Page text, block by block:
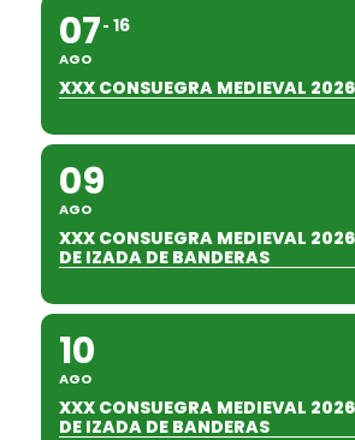
07
AGO
16
XXX CONSUEGRA MEDIEVAL 2026
09
AGO
XXX CONSUEGRA MEDIEVAL
DE IZADA DE BANDERAS
10
AGO
XXX CONSUEGRA MEDIEVAL
DE IZADA DE BANDERAS